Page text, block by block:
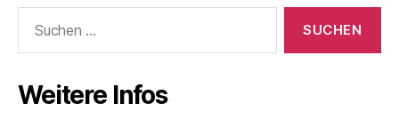
nach:
Weitere Infos